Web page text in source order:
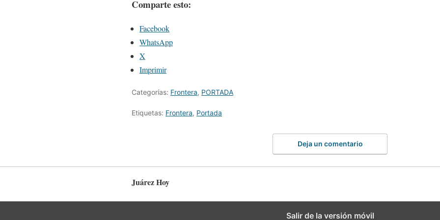
Comparte esto:
Facebook
WhatsApp
X
Imprimir
Categorías: Frontera, PORTADA
Etiquetas: Frontera, Portada
Deja un comentario
Juárez Hoy
Salir de la versión móvil